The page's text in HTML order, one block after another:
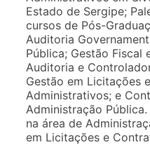
Estado de Sergipe;
cursos de Pós-
Auditoria
Pública; Gestão Fiscal
Auditoria e
Gestão em Licitações
Administrativos; e
Administração
na área de
em Licitações e